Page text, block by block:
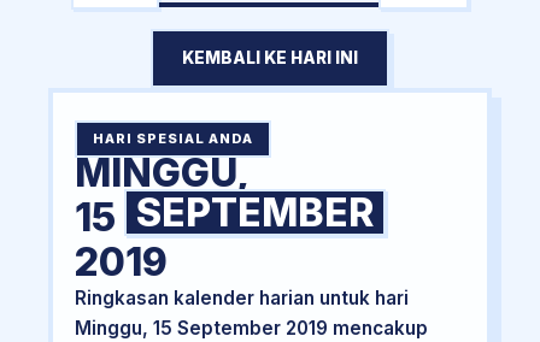
KEMBALI KE HARI INI
HARI SPESIAL ANDA
MINGGU,
15 SEPTEMBER
2019
Ringkasan kalender harian untuk hari
Minggu, 15 September 2019 mencakup